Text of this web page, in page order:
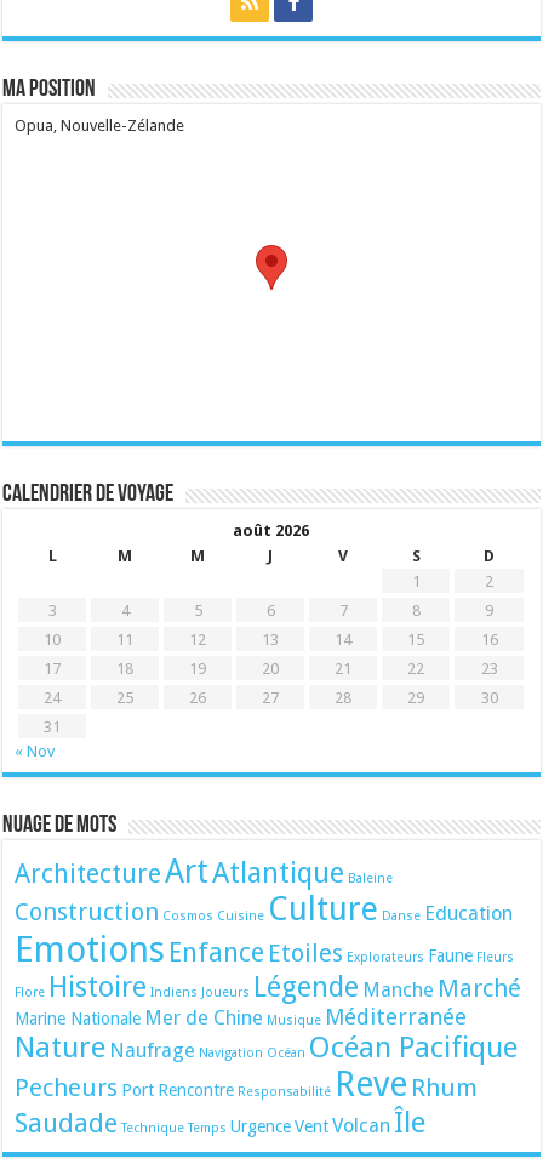
Ma position
Opua, Nouvelle-Zélande
Calendrier de voyage
août 2026
L
M M J V S
D
1
2
3
4 5 6 7 8
9
10
11 12 13 14 15
16
17
18 19 20 21 22
23
24
25 26 27 28 29
30
31
« Nov
Nuage de mots
ArchitectureArtAtlantique Baleine
Construction Cosmos Cuisine Culture Danse Education
Emotions Enfance Etoiles Explorateurs Faune Fleurs
Flore Histoire Indiens Joueurs Légende Manche Marché
Marine Nationale Mer de Chine Musique Méditerranée
Nature Naufrage Navigation Océan Océan Pacifique
Pecheurs Port Rencontre Responsabilité Reve Rhum
Saudade Technique Temps Urgence Vent Volcan Île